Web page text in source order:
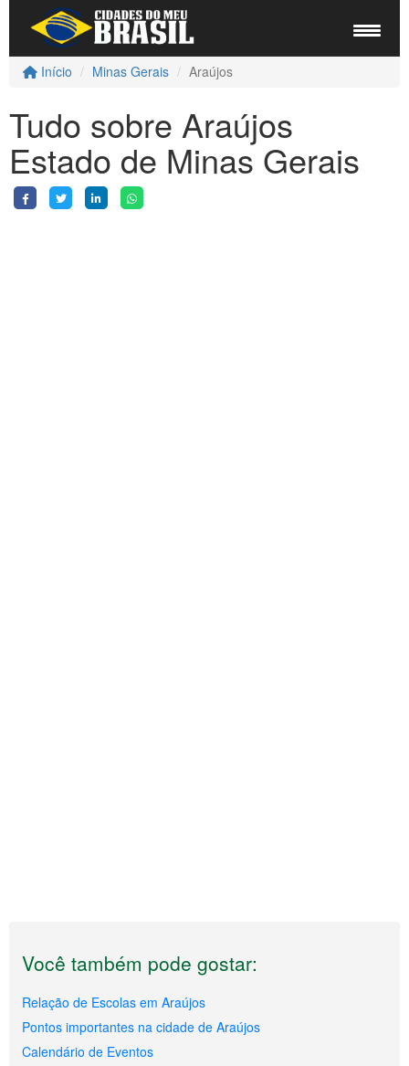
Início Minas Gerais Araújos
Tudo sobre Araújos
Estado de Minas Gerais
Você também pode gostar:
Relação de Escolas em Araújos
Pontos importantes na cidade de Araújos
Calendário de Eventos